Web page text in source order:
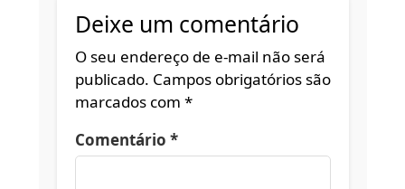
Deixe um comentário
O seu endereço de e-mail não será
publicado. Campos obrigatórios são
marcados com *
Comentário *